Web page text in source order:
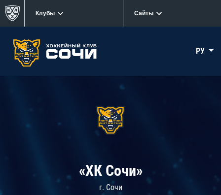
Клубы Сайты
РУ
«ХК Сочи»
г. Сочи